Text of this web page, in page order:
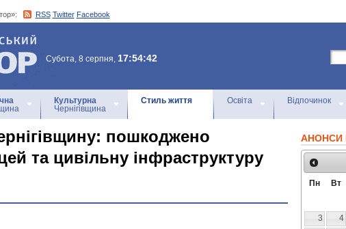
RSS Twitter Facebook
Субота, 8 серпня, 17:54:42
Культурна
Чернігівщина
Стиль життя Освіта Відпочинок
пошкоджено
та цивільну інфраструктуру
АНОНСИ
Пн Вт
3
4